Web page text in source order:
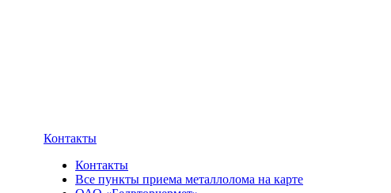
Контакты
Контакты
Все пункты приема металлолома на карте